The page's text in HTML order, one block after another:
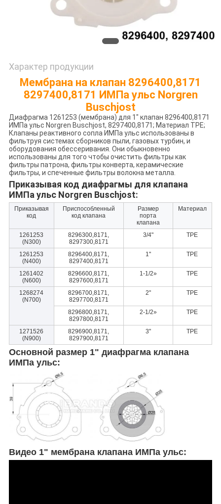
Характер продукции
Мембрана на клапан 8296400,8171
8297400,8171 ИМПа ульс Norgren
Buschjost
Диафрагма 1261253 (мембрана) для 1" клапан 8296400,8171
ИМПа ульс Norgren Buschjost, 8297400,8171; Материал TPE;
Клапаны реактивного сопла ИМПа ульс использованы в
фильтруя системах сборников пыли, газовых турбин, и
оборудования обессеривания. Они обыкновенно
использованы для того чтобы очистить фильтры как
фильтры патрона, фильтры конверта, керамические
фильтры, и спеченные фильтры волокна металла.
Приказывая код диафрагмы для клапана
ИМПа ульс Norgren Buschjost:
Приказывая
код
Приспособленный
код клапана
Размер
порта
клапана
Материал
1261253
(N300)
8296300,8171,
8297300,8171
3/4" TPE
1261253
(N400)
8296400,8171,
8297400,8171
1" TPE
1261402
(N600)
8296600,8171,
8297600,8171
1-1/2» TPE
1268274
(N700)
8296700,8171,
8297700,8171
2" TPE
8296800,8171,
8297800,8171
2-1/2» TPE
1271526
(N900)
8296900,8171,
8297900,8171
3" TPE
Основной размер 1" диафрагма клапана
ИМПа ульс:
Видео 1" мембрана клапана ИМПа ульс: